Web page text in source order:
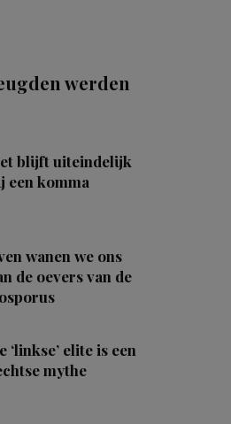
werden
blijft uiteindelijk
een komma
wanen we ons
de oevers van de
‘linkse’ elite is een
mythe